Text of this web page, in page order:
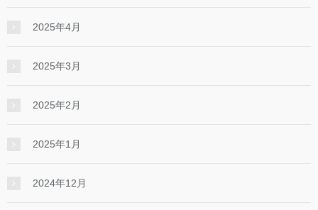
2025年4月
2025年3月
2025年2月
2025年1月
2024年12月